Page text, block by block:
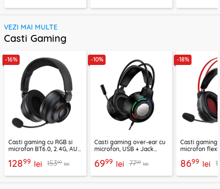
VEZI MAI MULTE
Casti Gaming
-16%
Casti gaming cu RGB si
microfon BT6.0, 2.4G, AUX
12899 lei 15399 lei
-10%
Casti gaming over-ear cu
microfon, USB + Jack
BO112
6999 lei 7799 lei
-18%
Casti gaming
microfon
8699 lei